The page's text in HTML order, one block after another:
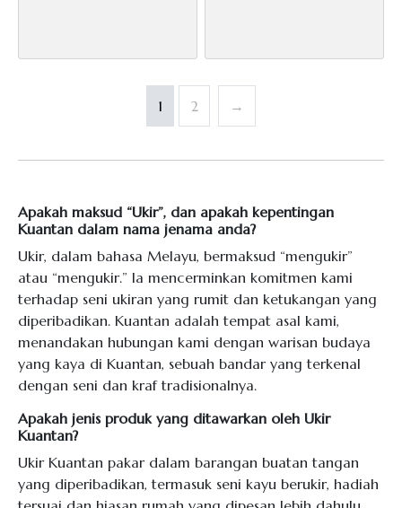
variants.
options
may
chosen
the
product
page
variants.
chosen
page
1 2 →
Apakah maksud “Ukir”, dan apakah kepentingan
Kuantan dalam nama jenama anda?
Ukir, dalam bahasa Melayu, bermaksud “mengukir”
atau “mengukir.” Ia mencerminkan komitmen kami
terhadap seni ukiran yang rumit dan ketukangan yang
diperibadikan. Kuantan adalah tempat asal kami,
menandakan hubungan kami dengan warisan budaya
yang kaya di Kuantan, sebuah bandar yang terkenal
dengan seni dan kraf tradisionalnya.
Apakah jenis produk yang ditawarkan oleh Ukir
Kuantan?
Ukir Kuantan pakar dalam barangan buatan tangan
yang diperibadikan, termasuk seni kayu berukir, hadiah